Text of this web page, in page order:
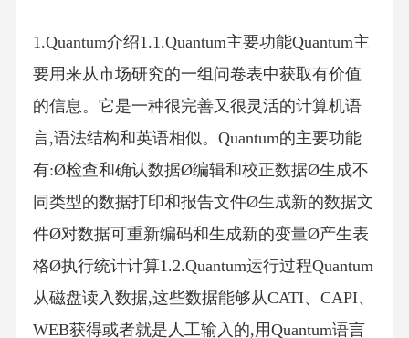
1.Quantum介绍1.1.Quantum主要功能Quantum主
要用来从市场研究的一组问卷表中获取有价值
的信息。它是一种很完善又很灵活的计算机语
言,语法结构和英语相似。Quantum的主要功能
有:Ø检查和确认数据Ø编辑和校正数据Ø生成不
同类型的数据打印和报告文件Ø生成新的数据文
件Ø对数据可重新编码和生成新的变量Ø产生表
格Ø执行统计计算1.2.Quantum运行过程Quantum
从磁盘读入数据,这些数据能够从CATI、CAPI、
WEB获得或者就是人工输入的,用Quantum语言